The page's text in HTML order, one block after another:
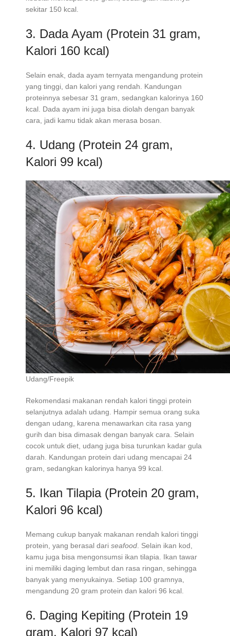
sekitar 150 kcal.
3. Dada Ayam (Protein 31 gram,
Kalori 160 kcal)
Selain enak, dada ayam ternyata mengandung protein
yang tinggi, dan kalori yang rendah. Kandungan
proteinnya sebesar 31 gram, sedangkan kalorinya 160
kcal. Dada ayam ini juga bisa diolah dengan banyak
cara, jadi kamu tidak akan merasa bosan.
4. Udang (Protein 24 gram,
Kalori 99 kcal)
Udang/Freepik
Rekomendasi makanan rendah kalori tinggi protein
selanjutnya adalah udang. Hampir semua orang suka
dengan udang, karena menawarkan cita rasa yang
gurih dan bisa dimasak dengan banyak cara. Selain
cocok untuk diet, udang juga bisa turunkan kadar gula
darah. Kandungan protein dari udang mencapai 24
gram, sedangkan kalorinya hanya 99 kcal.
5. Ikan Tilapia (Protein 20 gram,
Kalori 96 kcal)
Memang cukup banyak makanan rendah kalori tinggi
protein, yang berasal dari seafood. Selain ikan kod,
kamu juga bisa mengonsumsi ikan tilapia. Ikan tawar
ini memiliki daging lembut dan rasa ringan, sehingga
banyak yang menyukainya. Setiap 100 gramnya,
mengandung 20 gram protein dan kalori 96 kcal.
6. Daging Kepiting (Protein 19
gram, Kalori 97 kcal)